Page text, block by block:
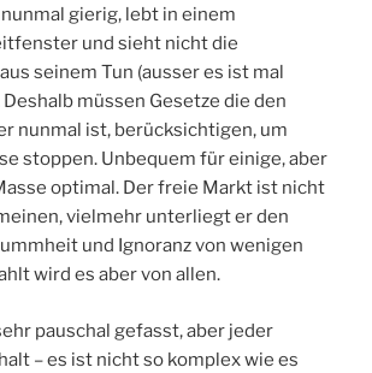
gierig, lebt in einem
und sieht nicht die
seinem Tun (ausser es ist mal
müssen Gesetze die den
nunmal ist, berücksichtigen, um
stoppen. Unbequem für einige, aber
optimal. Der freie Markt ist nicht
vielmehr unterliegt er den
und Ignoranz von wenigen
wird es aber von allen.
pauschal gefasst, aber jeder
– es ist nicht so komplex wie es